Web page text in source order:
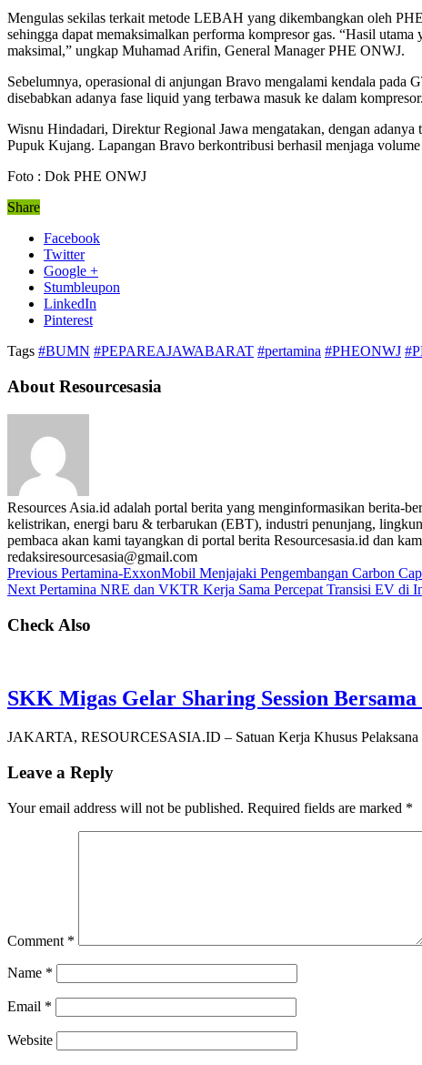
Mengulas sekilas terkait metode LEBAH yang dikembangkan oleh
sehingga dapat memaksimalkan performa kompresor gas. “Hasil
maksimal,” ungkap Muhamad Arifin, General Manager PHE ONWJ.
Sebelumnya, operasional di anjungan Bravo mengalami kendala pada
disebabkan adanya fase liquid yang terbawa masuk ke dalam kompresor.
Wisnu Hindadari, Direktur Regional Jawa mengatakan, dengan
Pupuk Kujang. Lapangan Bravo berkontribusi berhasil menjaga
Foto : Dok PHE ONWJ
Share
Facebook
Twitter
Google +
Stumbleupon
LinkedIn
Pinterest
Tags #BUMN #PEPAREAJAWABARAT #pertamina #PHEONWJ
About Resourcesasia
Resources Asia.id adalah portal berita yang menginformasikan berita-
kelistrikan, energi baru & terbarukan (EBT), industri penunjang,
pembaca akan kami tayangkan di portal berita Resourcesasia.id dan
redaksiresourcesasia@gmail.com
Previous Pertamina-ExxonMobil Menjajaki Pengembangan Carbon
Next Pertamina NRE dan VKTR Kerja Sama Percepat Transisi EV di
Check Also
SKK Migas Gelar Sharing Session
JAKARTA, RESOURCESASIA.ID – Satuan Kerja Khusus
Leave a Reply
Your email address will not be published. Required fields are marked *
Comment *
Name *
Email *
Website